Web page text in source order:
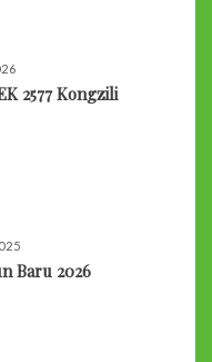
2577 Kongzili
Baru 2026